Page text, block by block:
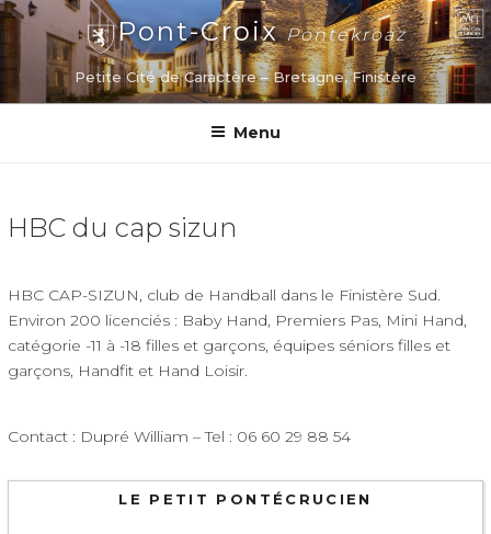
Aller
contenu
principal
Pont-CroixPontekroaz
Petite Cité de Caractère – Bretagne, Finistère
Menu
HBC du cap sizun
HBC CAP-SIZUN, club de Handball dans le Finistère Sud.
Environ 200 licenciés : Baby Hand, Premiers Pas, Mini Hand,
catégorie -11 à -18 filles et garçons, équipes séniors filles et
garçons, Handfit et Hand Loisir.
Contact : Dupré William – Tel : 06 60 29 88 54
LE PETIT PONTÉCRUCIEN